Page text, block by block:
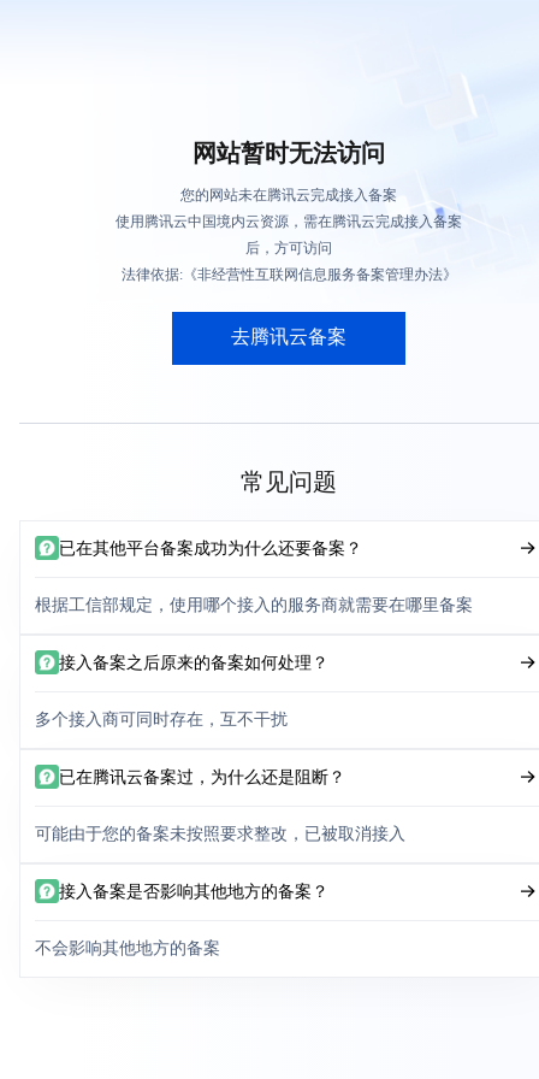
网站暂时无法访问
您的网站未在腾讯云完成接入备案
使用腾讯云中国境内云资源，需在腾讯云完成接入备案
后，方可访问
法律依据:《非经营性互联网信息服务备案管理办法》
去腾讯云备案
常见问题
已在其他平台备案成功为什么还要备案？
根据工信部规定，使用哪个接入的服务商就需要在哪里备案
接入备案之后原来的备案如何处理？
多个接入商可同时存在，互不干扰
已在腾讯云备案过，为什么还是阻断？
可能由于您的备案未按照要求整改，已被取消接入
接入备案是否影响其他地方的备案？
不会影响其他地方的备案